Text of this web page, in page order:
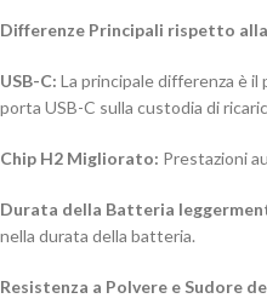
Differenze Principali rispetto
USB-C: La principale differenza è il
porta USB-C sulla custodia di
Chip H2 Migliorato: Prestazioni
Durata della Batteria
nella durata della batteria.
Resistenza a Polvere e Sudore